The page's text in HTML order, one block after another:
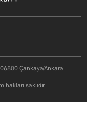
Çankaya/Ankara
saklıdır.